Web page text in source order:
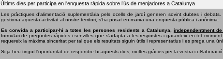
Últims dies per participa en l'enquesta ràpida sobre l’ús de menjadores a Catalunya
Les pràctiques d’alimentació suplementària pels ocells de jardí generen sovint dubtes i
gestiona aquesta activitat al nostre territori, s’ha posat en marxa una enquesta pública i anònima.
Es convida a participar-hi a totes les persones residents a Catalunya,independentment
formulari de preguntes ràpides i senzilles que s'adapta a les respostes i garanteix en tot
requereix la màxima sinceritat per tal que els resultats siguin útils i representatius i es prega una
Si ja heu tingut l'oportunitat de respondre-hi aquests dies, moltes gràcies per la vostra